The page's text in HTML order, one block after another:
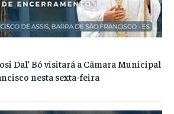
Dal’ Bó visitará a Câmara Municipal
nesta sexta-feira